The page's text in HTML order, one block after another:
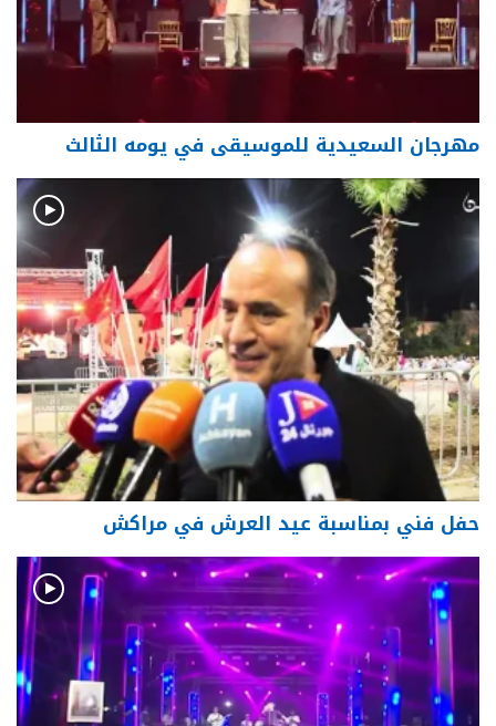
مهرجان السعيدية للموسيقى في يومه الثالث
حفل فني بمناسبة عيد العرش في مراكش